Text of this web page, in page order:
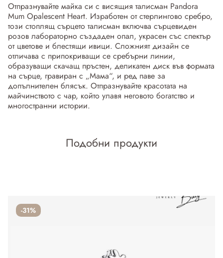
Отпразнувайте майка си с висящия талисман Pandora
Mum Opalescent Heart. Изработен от стерлингово сребро,
този стоплящ сърцето талисман включва сърцевиден
розов лабораторно създаден опал, украсен със спектър
от цветове и блестящи ивици. Сложният дизайн се
отличава с припокриващи се сребърни линии,
образуващи скачащ пръстен, деликатен диск във формата
на сърце, гравиран с „Мама“, и ред паве за
допълнителен блясък. Отпразнувайте красотата на
майчинството с чар, който улавя неговото богатство и
многостранни истории.
Подобни продукти
-31%